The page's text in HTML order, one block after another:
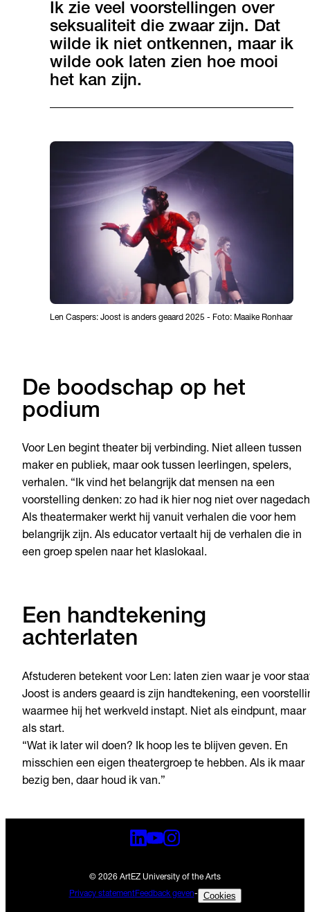
Ik zie veel voorstellingen over
seksualiteit die zwaar zijn. Dat
wilde ik niet ontkennen, maar ik
wilde ook laten zien hoe mooi
het kan zijn.
Len Caspers: Joost is anders geaard 2025 - Foto: Maaike Ronhaar
De boodschap op het
podium
Voor Len begint theater bij verbinding. Niet alleen tussen
maker en publiek, maar ook tussen leerlingen, spelers,
verhalen. “Ik vind het belangrijk dat mensen na een
voorstelling denken: zo had ik hier nog niet over
Als theatermaker werkt hij vanuit verhalen die voor hem
belangrijk zijn. Als educator vertaalt hij de verhalen die in
een groep spelen naar het klaslokaal.
Een handtekening
achterlaten
Afstuderen betekent voor Len: laten zien waar je voor
Joost is anders geaard is zijn handtekening, een
waarmee hij het werkveld instapt. Niet als eindpunt, maar
als start.
“Wat ik later wil doen? Ik hoop les te blijven geven. En
misschien een eigen theatergroep te hebben. Als ik maar
bezig ben, daar houd ik van.”
© 2026 ArtEZ University of the Arts
Privacy statementFeedback geven- Cookies